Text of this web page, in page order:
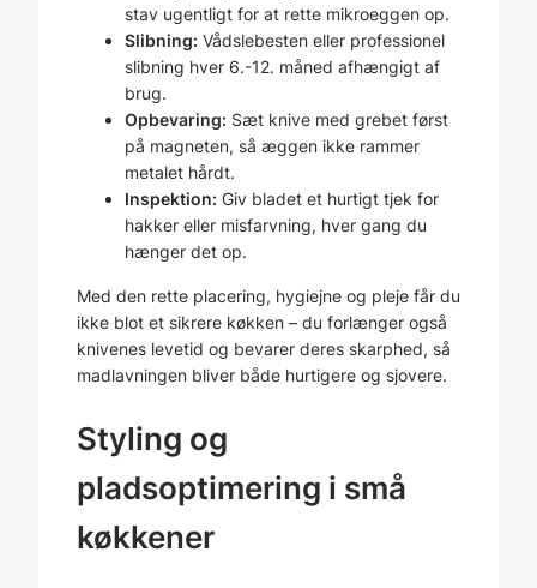
stav ugentligt for at rette mikroeggen op.
Slibning: Vådslebesten eller professionel
slibning hver 6.-12. måned afhængigt af
brug.
Opbevaring: Sæt knive med grebet først
på magneten, så æggen ikke rammer
metalet hårdt.
Inspektion: Giv bladet et hurtigt tjek for
hakker eller misfarvning, hver gang du
hænger det op.
Med den rette placering, hygiejne og pleje får du
ikke blot et sikrere køkken – du forlænger også
knivenes levetid og bevarer deres skarphed, så
madlavningen bliver både hurtigere og sjovere.
Styling og
pladsoptimering i små
køkkener